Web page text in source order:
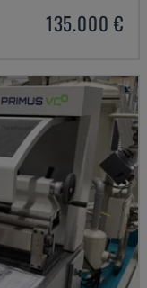
135.000 €